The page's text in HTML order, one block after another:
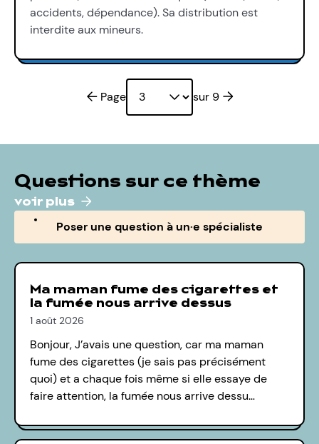
accidents, dépendance). Sa distribution est
interdite aux mineurs.
Page précédente
Page sur 9Page suivante
Questions sur ce thème
voir plus
Poser une question à un·e spécialiste
Ma maman fume des cigarettes et
la fumée nous arrive dessus
1 août 2026
Bonjour, J’avais une question, car ma maman
fume des cigarettes (je sais pas précisément
quoi) et a chaque fois même si elle essaye de
faire attention, la fumée nous arrive dessu…